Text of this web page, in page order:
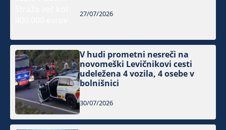
27/07/2026
V hudi prometni nesreči na
novomeški Levičnikovi cesti
udeležena 4 vozila, 4 osebe v
bolnišnici
30/07/2026